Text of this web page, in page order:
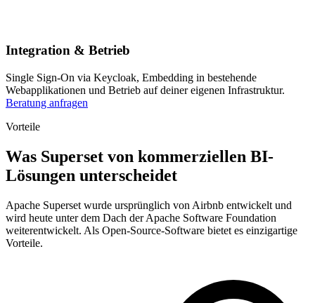
Integration & Betrieb
Single Sign-On via Keycloak, Embedding in bestehende
Webapplikationen und Betrieb auf deiner eigenen Infrastruktur.
Beratung anfragen
Vorteile
Was Superset von kommerziellen BI-
Lösungen unterscheidet
Apache Superset wurde ursprünglich von Airbnb entwickelt und
wird heute unter dem Dach der Apache Software Foundation
weiterentwickelt. Als Open-Source-Software bietet es einzigartige
Vorteile.